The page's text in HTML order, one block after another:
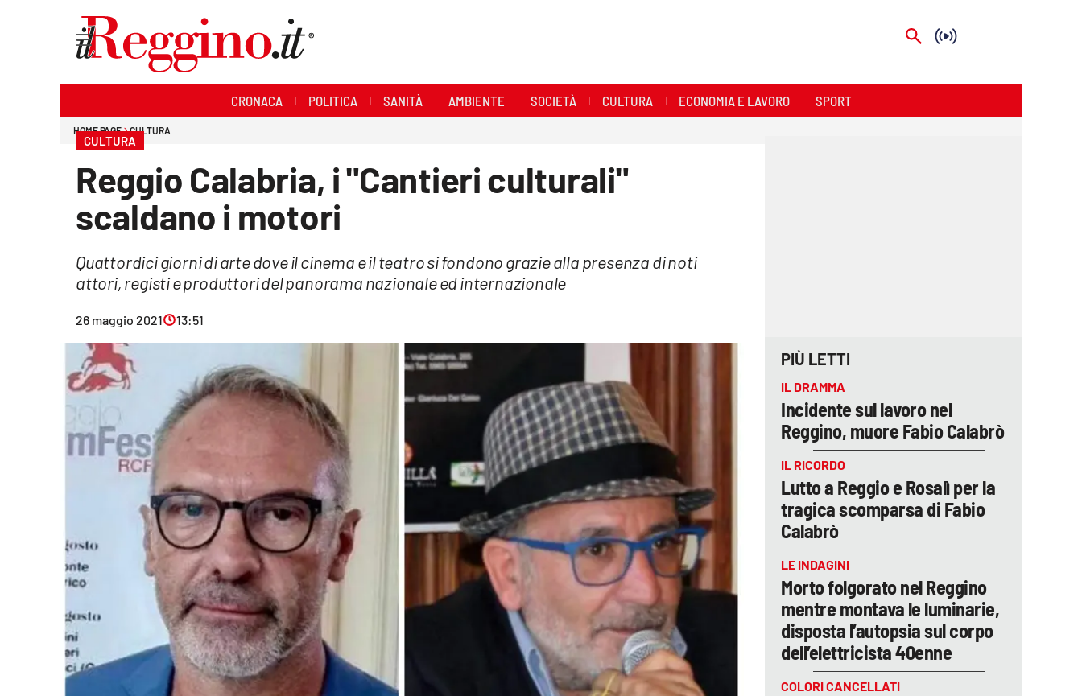
CRONACA POLITICA SANITÀ AMBIENTE SOCIETÀ CULTURA ECONOMIA E LAVORO SPORT
HOME PAGE CULTURA
CULTURA
Reggio Calabria, i "Cantieri culturali"
scaldano i motori
Quattordici giorni di arte dove il cinema e il teatro si fondono grazie alla presenza di noti
attori, registi e produttori del panorama nazionale ed internazionale
26 maggio 2021 13:51
PIÙ LETTI
IL DRAMMA
Incidente sul lavoro nel
Reggino, muore Fabio Calabrò
IL RICORDO
Lutto a Reggio e Rosalì per la
tragica scomparsa di Fabio
Calabrò
LE INDAGINI
Morto folgorato nel Reggino
mentre montava le luminarie,
disposta l’autopsia sul corpo
dell’elettricista 40enne
COLORI CANCELLATI